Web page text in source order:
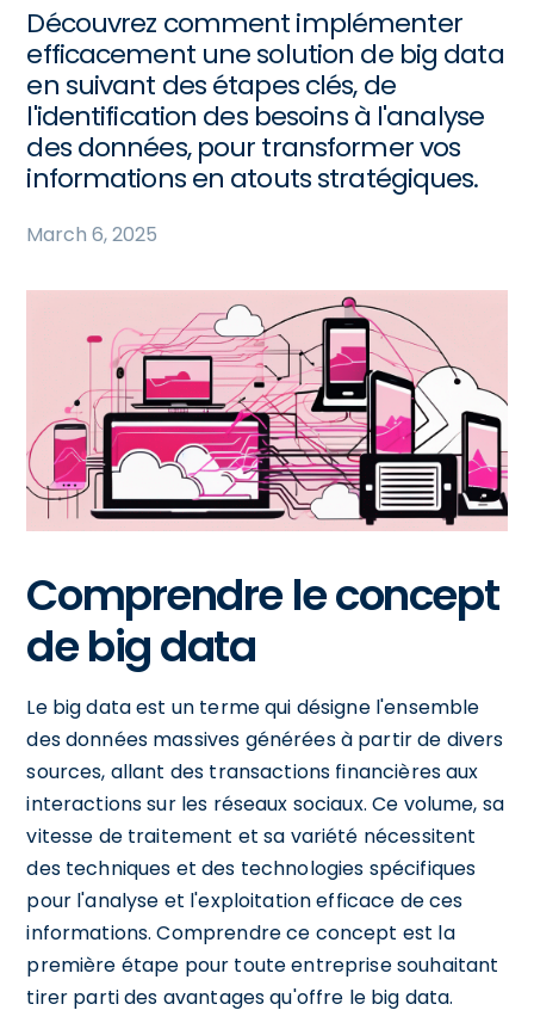
Découvrez comment implémenter
efficacement une solution de big data
en suivant des étapes clés, de
l'identification des besoins à l'analyse
des données, pour transformer vos
informations en atouts stratégiques.
March 6, 2025
Comprendre le concept
de big data
Le big data est un terme qui désigne l'ensemble
des données massives générées à partir de divers
sources, allant des transactions financières aux
interactions sur les réseaux sociaux. Ce volume, sa
vitesse de traitement et sa variété nécessitent
des techniques et des technologies spécifiques
pour l'analyse et l'exploitation efficace de ces
informations. Comprendre ce concept est la
première étape pour toute entreprise souhaitant
tirer parti des avantages qu'offre le big data.